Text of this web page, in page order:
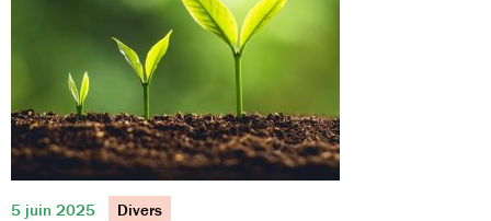
5 juin 2025 Divers